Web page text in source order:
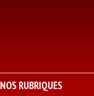
NOS RUBRIQUES